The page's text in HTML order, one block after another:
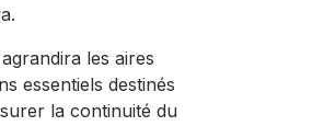
les aires
essentiels destinés
la continuité du